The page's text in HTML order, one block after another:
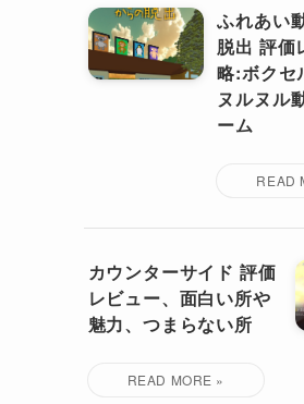
ふれあい
脱出 評価
略:ボクセ
ヌルヌル
ーム
カウンターサイド 評価
レビュー、面白い所や
魅力、つまらない所